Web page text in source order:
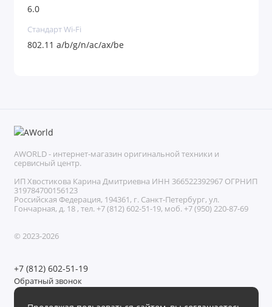
6.0
Стандарт Wi-Fi
802.11 a/b/g/n/ac/ax/be
AWORLD - интернет-магазин оригинальной техники и
сервисный центр.
ИП Хвостикова Карина Дмитриевна ИНН 366522392967 ОГРНИП
319784700156123
Российская Федерация, 194361, г. Санкт-Петербург, ул.
Гончарная, д. 18 , тел. +7 (812) 602-51-19, моб. +7 (950) 220-87-69
© 2023-2026
+7 (812) 602-51-19
Обратный звонок